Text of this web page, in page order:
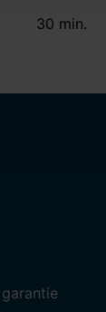
30 min.